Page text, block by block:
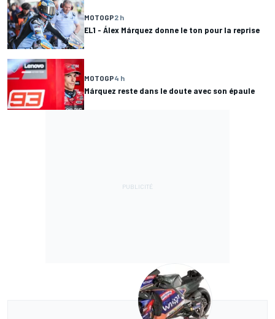
MOTOGP2 h
EL1 - Álex Márquez donne le ton pour la reprise
MOTOGP4 h
Márquez reste dans le doute avec son épaule